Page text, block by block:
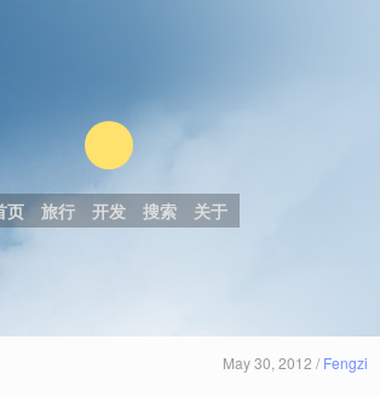
页 旅行 开发 搜索 关于
May 30, 2012 / Fengzi